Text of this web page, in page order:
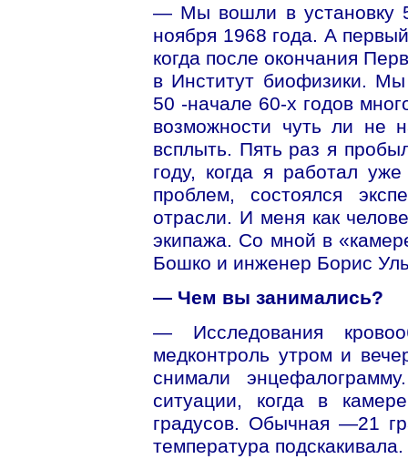
— Мы вошли в установку
ноября 1968 года. А
когда после окончания
в Институт биофизики.
50 -начале 60-х годов
возможности чуть ли не
всплыть. Пять раз я
году, когда я работал
проблем, состоялся
отрасли. И меня как
экипажа. Со мной в
Бошко и инженер Борис
— Чем вы занимались?
— Исследования
медконтроль утром и
снимали
ситуации, когда в
градусов. Обычная —21
температура подскакивала.